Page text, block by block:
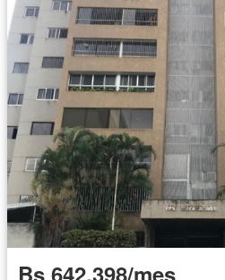
Bs 642.398/mes